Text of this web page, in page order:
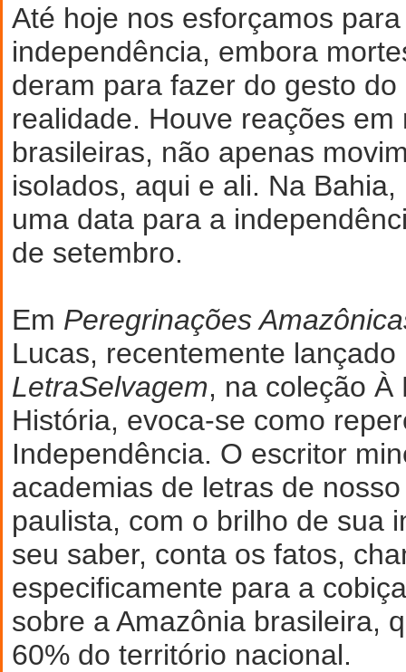
Até hoje nos esforçamos
independência, embora
deram para fazer do gesto
realidade. Houve reações em
brasileiras, não apenas
isolados, aqui e ali. Na
uma data para a
de setembro.
Em Peregrinações
Lucas, recentemente lançado
LetraSelvagem, na coleção À
História, evoca-se como
Independência. O escritor
academias de letras de
paulista, com o brilho de sua
seu saber, conta os fatos,
especificamente para a
sobre a Amazônia brasileira,
60% do território nacional.